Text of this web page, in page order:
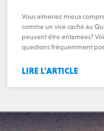
Vous aimeriez mieux
comme un vice caché au
peuvent être entamées?
questions fréquemment
LIRE L'ARTICLE